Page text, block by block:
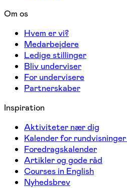
Om os
Hvem er vi?
Medarbejdere
Ledige stillinger
Bliv underviser
For undervisere
Partnerskaber
Inspiration
Aktiviteter nær dig
Kalender for
Foredragskalender
Artikler og gode råd
Courses in English
Nyhedsbrev